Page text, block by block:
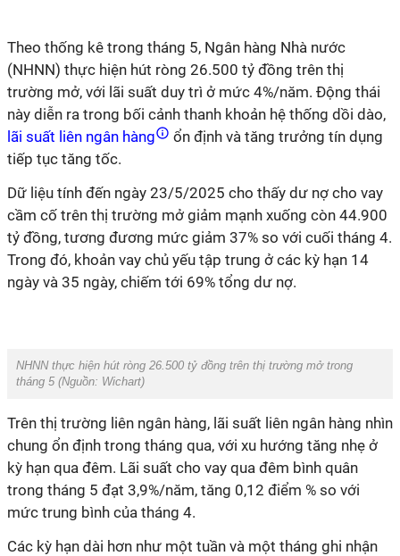
Theo thống kê trong tháng 5, Ngân hàng Nhà nước
(NHNN) thực hiện hút ròng 26.500 tỷ đồng trên thị
trường mở, với lãi suất duy trì ở mức 4%/năm. Động thái
này diễn ra trong bối cảnh thanh khoản hệ thống dồi dào,
lãi suất liên ngân hàng
ổn định và tăng trưởng tín dụng
tiếp tục tăng tốc.
Dữ liệu tính đến ngày 23/5/2025 cho thấy dư nợ cho vay
cầm cố trên thị trường mở giảm mạnh xuống còn 44.900
tỷ đồng, tương đương mức giảm 37% so với cuối tháng 4.
Trong đó, khoản vay chủ yếu tập trung ở các kỳ hạn 14
ngày và 35 ngày, chiếm tới 69% tổng dư nợ.
NHNN thực hiện hút ròng 26.500 tỷ đồng trên thị trường mở trong
tháng 5 (Nguồn: Wichart)
Trên thị trường liên ngân hàng, lãi suất liên ngân hàng nhìn
chung ổn định trong tháng qua, với xu hướng tăng nhẹ ở
kỳ hạn qua đêm. Lãi suất cho vay qua đêm bình quân
trong tháng 5 đạt 3,9%/năm, tăng 0,12 điểm % so với
mức trung bình của tháng 4.
Các kỳ hạn dài hơn như một tuần và một tháng ghi nhận